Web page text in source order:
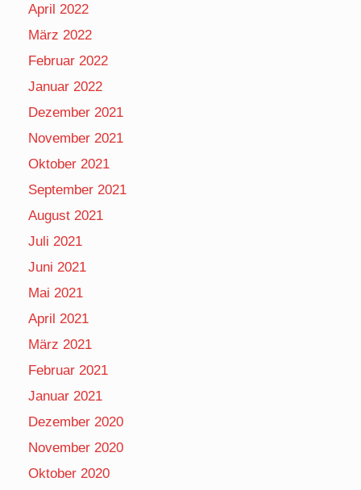
April 2022
März 2022
Februar 2022
Januar 2022
Dezember 2021
November 2021
Oktober 2021
September 2021
August 2021
Juli 2021
Juni 2021
Mai 2021
April 2021
März 2021
Februar 2021
Januar 2021
Dezember 2020
November 2020
Oktober 2020